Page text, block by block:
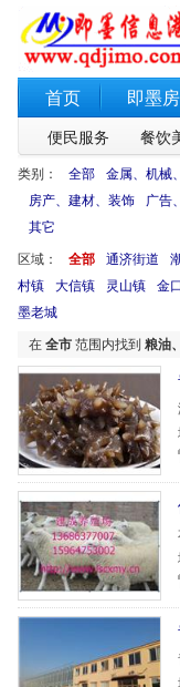
首页 即墨
便民服务 餐饮
类别： 全部 金属、机械
房产、建材、装饰
广告
其它
区域： 全部 通济街道
村镇
大信镇 灵山镇 金
墨老城
在 全市 范围内找到 粮油